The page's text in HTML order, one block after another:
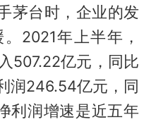
茅台时，企业的发
2021年上半年，
507.22亿元，同比
润246.54亿元，同
利润增速是近五年